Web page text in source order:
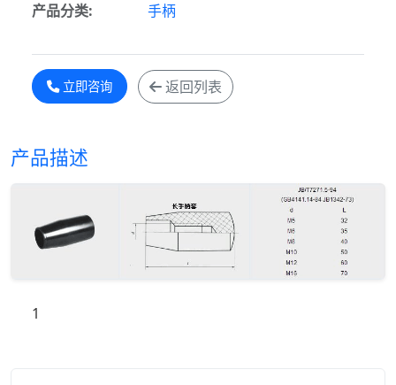
产品分类: 手柄
立即咨询 返回列表
产品描述
1